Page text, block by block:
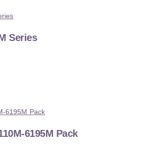
Series
6195M Pack